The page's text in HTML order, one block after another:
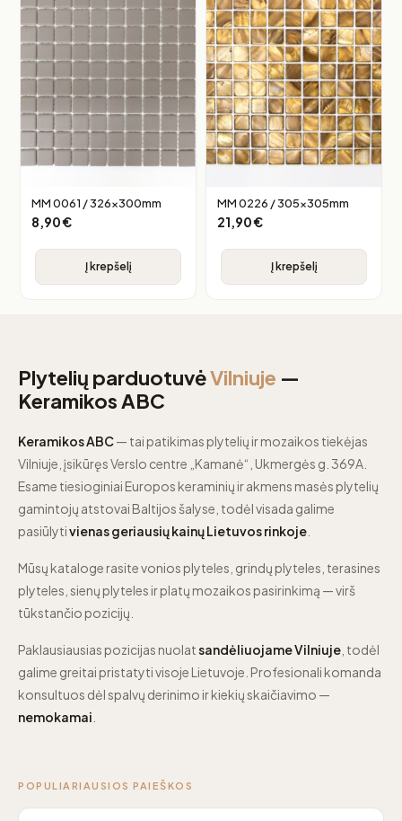
MM 0061 / 326x300mm
8,90€
Į krepšelį
MM 0226 / 305x305mm
21,90€
Į krepšelį
Plytelių parduotuvėVilniuje —
Keramikos ABC
Keramikos ABC— tai patikimas plytelių ir mozaikos tiekėjas
Vilniuje, įsikūręs Verslo centre „Kamanė“, Ukmergės g. 369A.
Esame tiesioginiai Europos keraminių ir akmens masės plytelių
gamintojų atstovai Baltijos šalyse, todėl visada galime
pasiūlytivienas geriausių kainų Lietuvos rinkoje
Mūsų kataloge rasite vonios plyteles, grindų plyteles, terasines
plyteles, sienų plyteles ir platų mozaikos pasirinkimą — virš
tūkstančio pozicijų.
Paklausiausias pozicijas nuolatsandėliuojame Vilniuje , todėl
galime greitai pristatyti visoje Lietuvoje. Profesionali komanda
konsultuos dėl spalvų derinimo ir kiekių skaičiavimo —
nemokamai
POPULIARIAUSIOS PAIEŠKOS